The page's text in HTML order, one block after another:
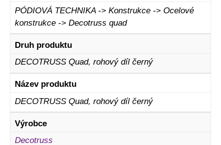
PÓDIOVÁ TECHNIKA -> Konstrukce -> Ocelové
konstrukce -> Decotruss quad
Druh produktu
DECOTRUSS Quad, rohový díl černý
Název produktu
DECOTRUSS Quad, rohový díl černý
Výrobce
Decotruss